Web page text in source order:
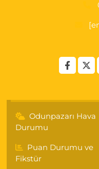
Odunpazarı Hava
Durumu
Puan Durumu ve
Fikstür